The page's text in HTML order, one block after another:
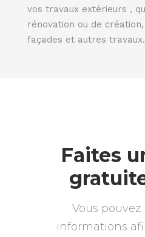
vos travaux extérieurs ,
rénovation ou de
façades et autres travaux.
Faites
Vous
informations